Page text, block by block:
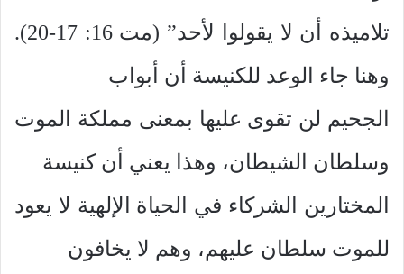
تلاميذه أن لا يقولوا لأحد” (مت 16: 17-20).
وهنا جاء الوعد للكنيسة أن أبواب
الجحيم لن تقوى عليها بمعنى مملكة الموت
وسلطان الشيطان، وهذا يعني أن كنيسة
المختارين الشركاء في الحياة الإلهية لا يعود
للموت سلطان عليهم، وهم لا يخافون